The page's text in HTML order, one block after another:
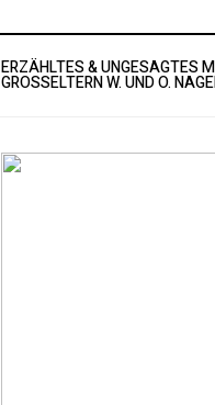
ERZÄHLTES & UNGESAGTES
GROSSELTERN W. UND O. NAGEL